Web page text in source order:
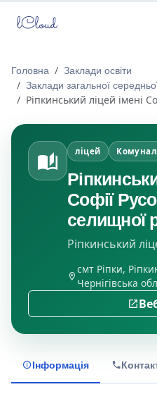
lCloud
Головна
Заклади освіти
Заклади загальної
Ріпкинський ліцей імені
ліцей
Софії
селищної
Ріпкинський
смт Ріпки,
Чернігівська
Інформація